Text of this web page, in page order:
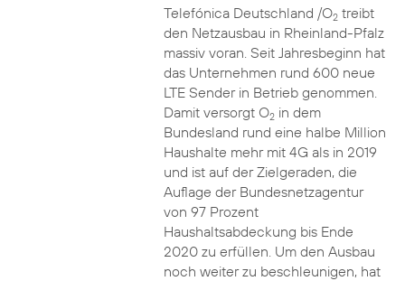
Telefónica Deutschland /O2treibt
den Netzausbau in Rheinland-Pfalz
massiv voran. Seit Jahresbeginn hat
das Unternehmen rund 600 neue
LTE Sender in Betrieb genommen.
Damit versorgt O2in dem
Bundesland rund eine halbe Million
Haushalte mehr mit 4G als in 2019
und ist auf der Zielgeraden, die
Auflage der Bundesnetzagentur
von 97 Prozent
Haushaltsabdeckung bis Ende
2020 zu erfüllen. Um den Ausbau
noch weiter zu beschleunigen, hat